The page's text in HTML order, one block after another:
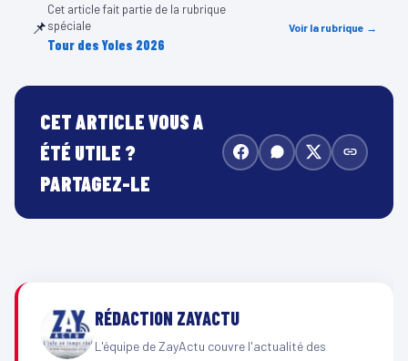
📌
Cet article fait partie de la rubrique
spéciale
Tour des Yoles 2026
Voir la rubrique →
CET ARTICLE VOUS A
ÉTÉ UTILE ?
PARTAGEZ-LE
RÉDACTION ZAYACTU
L'équipe de ZayActu couvre l'actualité des